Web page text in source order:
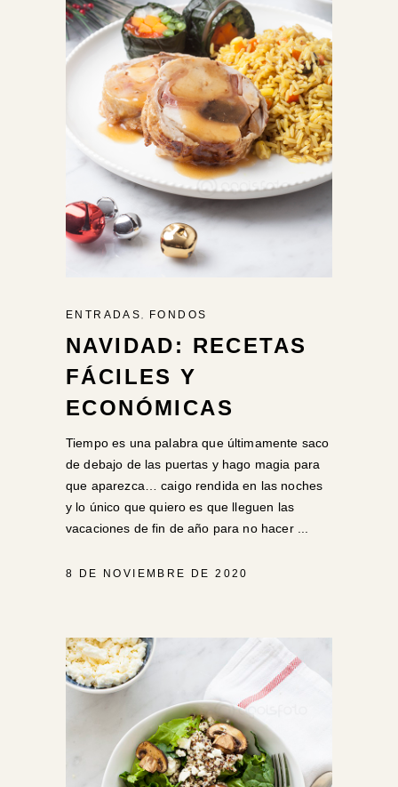
ENTRADAS, FONDOS
NAVIDAD: RECETAS
FÁCILES Y
ECONÓMICAS
Tiempo es una palabra que últimamente saco
de debajo de las puertas y hago magia para
que aparezca… caigo rendida en las noches
y lo único que quiero es que lleguen las
vacaciones de fin de año para no hacer
8 DE NOVIEMBRE DE 2020